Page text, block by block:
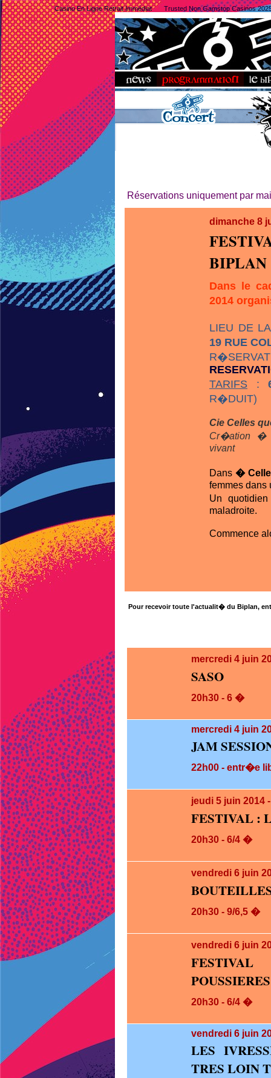
Casino En Ligne Retrait Immédiat Trusted Non Gamstop Casinos
Réservations uniquement par
dimanche 8
BIPLAN
Dans le
2014
LIEU DE
19 RUE
TARIFS :
R�DUIT)
Cie Celles
Cr�ation �
vivant
Dans�
femmes dans
Un
maladroite.
Commence
Pour recevoir toute l'actualit� du Biplan,
mercredi 4 juin
SASO
20h30 - 6 �
mercredi 4 juin
JAM
22h00 - entr�e
jeudi 5 juin
FESTIVAL :
20h30 - 6/4 �
vendredi 6 juin
20h30 - 9/6,5 �
vendredi 6 juin
20h30 - 6/4 �
vendredi 6 juin
LES
TRES LOIN